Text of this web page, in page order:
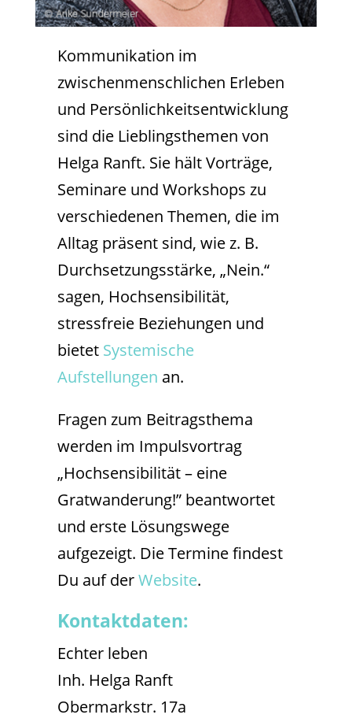
Kommunikation im
zwischenmenschlichen Erleben
und Persönlichkeitsentwicklung
sind die Lieblingsthemen von
Helga Ranft. Sie hält Vorträge,
Seminare und Workshops zu
verschiedenen Themen, die im
Alltag präsent sind, wie z. B.
Durchsetzungsstärke, „Nein.“
sagen, Hochsensibilität,
stressfreie Beziehungen und
bietet Systemische
Aufstellungen an.
Fragen zum Beitragsthema
werden im Impulsvortrag
„Hochsensibilität – eine
Gratwanderung!” beantwortet
und erste Lösungswege
aufgezeigt. Die Termine findest
Du auf derWebsite.
Kontaktdaten:
Echter leben
Inh. Helga Ranft
Obermarkstr. 17a